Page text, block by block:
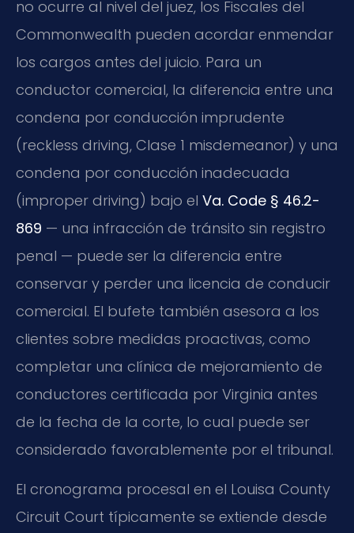
no ocurre al nivel del juez, los Fiscales del
Commonwealth pueden acordar enmendar
los cargos antes del juicio. Para un
conductor comercial, la diferencia entre una
condena por conducción imprudente
(reckless driving, Clase 1 misdemeanor) y una
condena por conducción inadecuada
(improper driving) bajo el Va. Code § 46.2-
869 — una infracción de tránsito sin registro
penal — puede ser la diferencia entre
conservar y perder una licencia de conducir
comercial. El bufete también asesora a los
clientes sobre medidas proactivas, como
completar una clínica de mejoramiento de
conductores certificada por Virginia antes
de la fecha de la corte, lo cual puede ser
considerado favorablemente por el tribunal.
El cronograma procesal en el Louisa County
Circuit Court típicamente se extiende desde